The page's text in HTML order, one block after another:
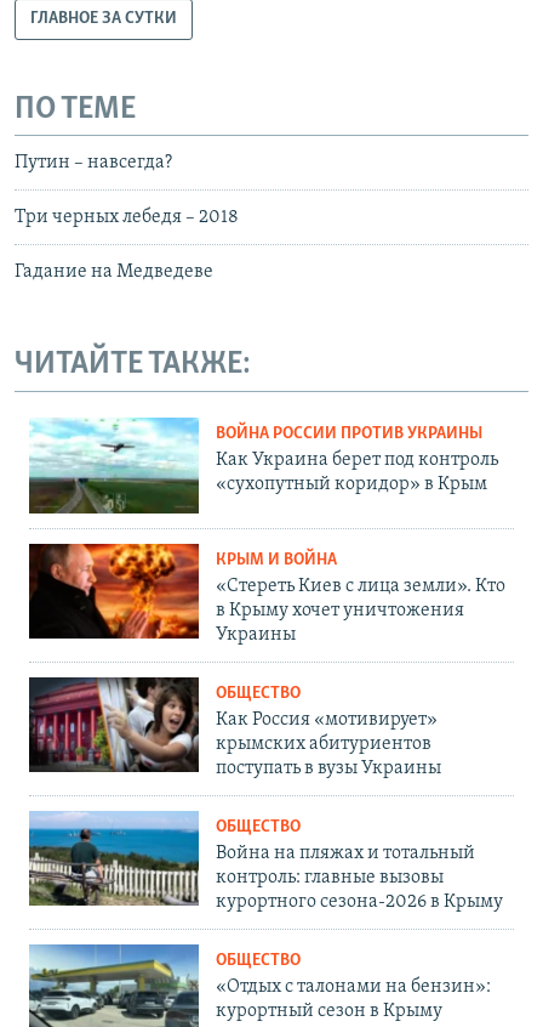
ГЛАВНОЕ ЗА СУТКИ
ПО ТЕМЕ
Путин – навсегда?
Три черных лебедя – 2018
Гадание на Медведеве
ЧИТАЙТЕ ТАКЖЕ:
ВОЙНА РОССИИ ПРОТИВ УКРАИНЫ
Как Украина берет под контроль
«сухопутный коридор» в Крым
КРЫМ И ВОЙНА
«Стереть Киев с лица земли». Кто
в Крыму хочет уничтожения
Украины
ОБЩЕСТВО
Как Россия «мотивирует»
крымских абитуриентов
поступать в вузы Украины
ОБЩЕСТВО
Война на пляжах и тотальный
контроль: главные вызовы
курортного сезона-2026 в Крыму
ОБЩЕСТВО
«Отдых с талонами на бензин»:
курортный сезон в Крыму